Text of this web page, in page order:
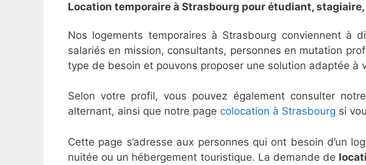
Location temporaire à Strasbourg pour étudiant,
Nos logements temporaires à Strasbourg conviennent à
salariés en mission, consultants, personnes en mutation
type de besoin et pouvons proposer une solution adaptée à
Selon votre profil, vous pouvez également consulter
alternant, ainsi que notre page colocation à Strasbourg si
Cette page s’adresse aux personnes qui ont besoin d’un
nuitée ou un hébergement touristique. La demande de